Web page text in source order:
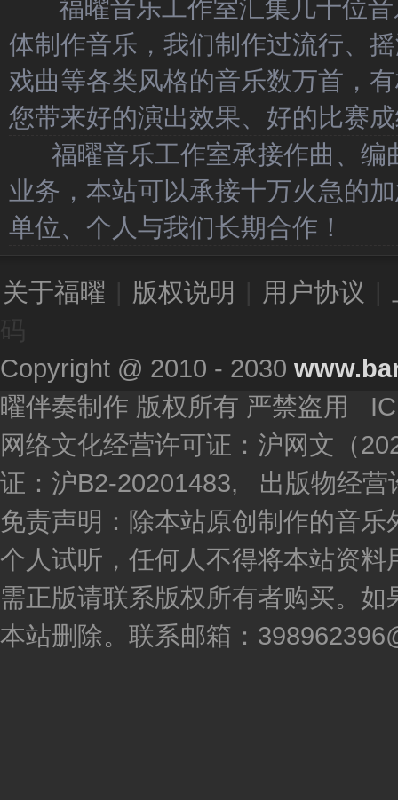
福曜音乐工作室汇集几十位音
体制作音乐，我们制作过流行、
戏曲等各类风格的音乐数万首，
您带来好的演出效果、好的比赛
福曜音乐工作室承接作曲、编
业务，本站可以承接十万火急的
单位、个人与我们长期合作！
关于福曜 版权说明 用户协议
Copyright @ 2010 - 2030
曜伴奏制作 版权所有 严禁盗用
网络文化经营许可证：沪网文（
证：沪B2-20201483, 出版物经营
免责声明：除本站原创制作的音
个人试听，任何人不得将本站资
需正版请联系版权所有者购买。
本站删除。联系邮箱：